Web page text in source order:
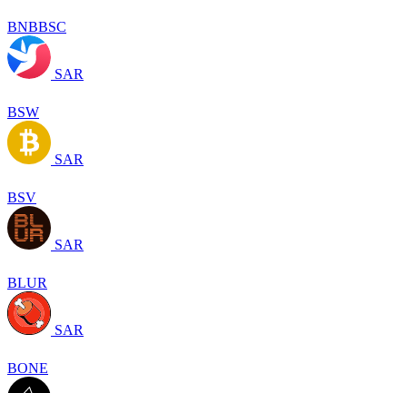
BNBBSC
SAR
BSW
SAR
BSV
SAR
BLUR
SAR
BONE